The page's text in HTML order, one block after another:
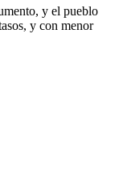
y el pueblo
y con menor